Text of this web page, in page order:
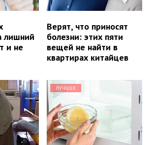
лишний
и не
Верят, что приносят
болезни: этих пяти
вещей не найти в
квартирах китайцев
ЛУЧШЕЕ